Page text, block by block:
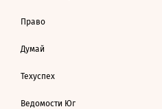
Право
Думай
Техуспех
Ведомости Юг